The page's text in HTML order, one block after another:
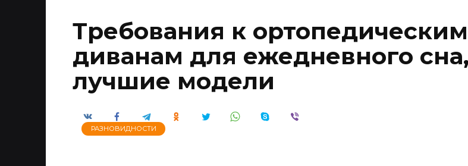
Требования к ортопедическим
диванам для ежедневного сна,
лучшие модели
РАЗНОВИДНОСТИ